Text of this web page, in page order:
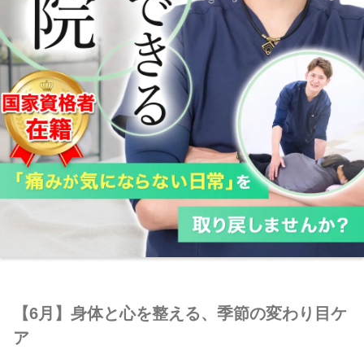
【6月】身体と心を整える、季節の変わり目ケ
ア